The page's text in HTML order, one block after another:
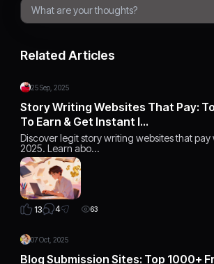
Related Articles
25 Sep, 2025
Story Writing Websites That Pay:
To Earn & Get Instant I…
Discover legit story writing websites that pay
2025. Learn abo…
13 4 63
07 Oct, 2025
Blog Submission Sites: Top 1000+